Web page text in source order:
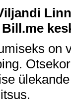
Bill.me
on